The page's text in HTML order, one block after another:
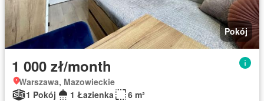
Pokój
1 000 zł/month
Warszawa, Mazowieckie
1 Pokój
1 Łazienka 6 m²